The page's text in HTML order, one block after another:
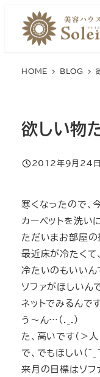
HOME BLOG
欲しい物
投稿日
2012年9月24日
寒くなったので、
カーペットを洗い
ただいまお部屋の
最近床が冷たくて、
冷たいのもいいん
ソファがほしいん
ネットでみるんで
う～ん…(._.)
た、高いです(＞
で、でもほしい
来月の目標はソフ